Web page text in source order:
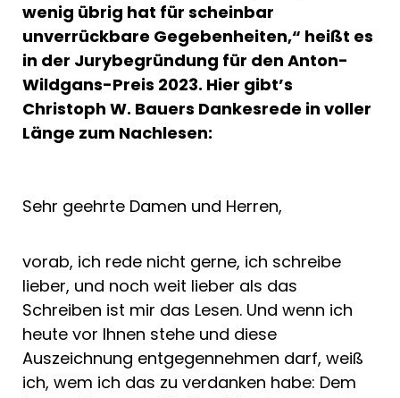
wenig übrig hat für scheinbar
unverrückbare Gegebenheiten,“ heißt es
in der Jurybegründung für den Anton-
Wildgans-Preis 2023. Hier gibt’s
Christoph W. Bauers Dankesrede in voller
Länge zum Nachlesen:
Sehr geehrte Damen und Herren,
vorab, ich rede nicht gerne, ich schreibe
lieber, und noch weit lieber als das
Schreiben ist mir das Lesen. Und wenn ich
heute vor Ihnen stehe und diese
Auszeichnung entgegennehmen darf, weiß
ich, wem ich das zu verdanken habe: Dem